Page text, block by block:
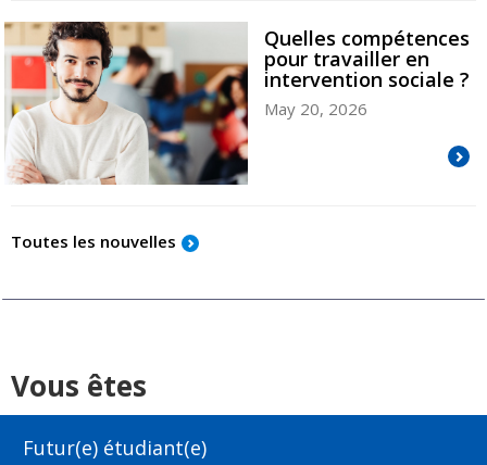
Quelles compétences
pour travailler en
intervention sociale ?
May 20, 2026
Toutes les nouvelles
Vous êtes
Futur(e) étudiant(e)